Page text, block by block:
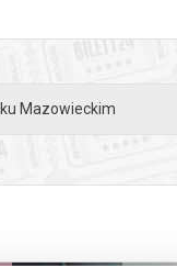
Mazowieckim